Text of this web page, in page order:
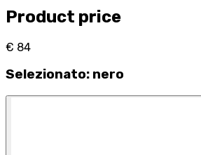
Product price
€ 84
Selezionato: nero